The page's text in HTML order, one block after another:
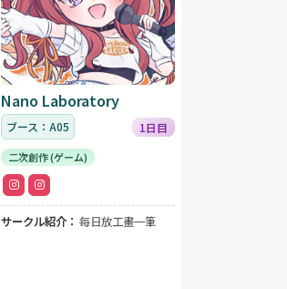
Nano Laboratory
ブース：A05 1日目
二次創作 (ゲーム)
サークル紹介： 每日放工畫一筆